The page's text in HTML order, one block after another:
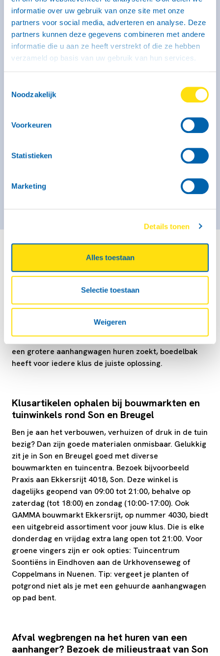
informatie over uw gebruik van onze site met onze
partners voor social media, adverteren en analyse. Deze
partners kunnen deze gegevens combineren met andere
informatie die u aan ze heeft verstrekt of die ze hebben
verzameld op basis van uw gebruik van hun services.
Noodzakelijk
Voorkeuren
Statistieken
Marketing
Details tonen
Alles toestaan
Selectie toestaan
Weigeren
Kenmerken
Geremd: Ja
€ 51,- per kalenderdag
Locaties boedelbak bij IKEA Eindhoven in
Son en Breugel
In Son en Breugel kun je makkelijk een aanhangwagen
huren bij de boedelbak verhuurlocatie bij IKEA
daardoor snel en gemakkelijk bereikbaar vanuit het
hele dorp. Of je nu een kleine aanhanger huren wilt of
een grotere aanhangwagen huren zoekt, boedelbak
heeft voor iedere klus de juiste oplossing.
Klusartikelen ophalen bij bouwmarkten en
tuinwinkels rond Son en Breugel
Ben je aan het verbouwen, verhuizen of druk in de tuin
bezig? Dan zijn goede materialen onmisbaar. Gelukkig
zit je in Son en Breugel goed met diverse
bouwmarkten en tuincentra. Bezoek bijvoorbeeld
Praxis aan Ekkersrijt 4018, Son. Deze winkel is
dagelijks geopend van 09:00 tot 21:00, behalve op
zaterdag (tot 18:00) en zondag (10:00-17:00). Ook
GAMMA bouwmarkt Ekkersrijt, op nummer 4030, biedt
een uitgebreid assortiment voor jouw klus. Die is elke
donderdag en vrijdag extra lang open tot 21:00. Voor
groene vingers zijn er ook opties: Tuincentrum
Soontiëns in Eindhoven aan de Urkhovenseweg of
Coppelmans in Nuenen. Tip: vergeet je planten of
potgrond niet als je met een gehuurde aanhangwagen
op pad bent.
Afval wegbrengen na het huren van een
aanhanger? Bezoek de milieustraat van Son